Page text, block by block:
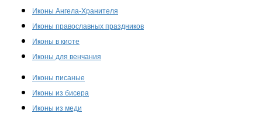
Иконы Ангела-Хранителя
Иконы православных праздников
Иконы в киоте
Иконы для венчания
Иконы писаные
Иконы из бисера
Иконы из меди